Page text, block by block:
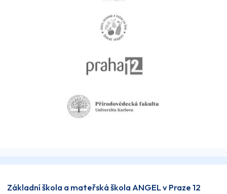
Základní škola a mateřská škola ANGEL v Praze 12